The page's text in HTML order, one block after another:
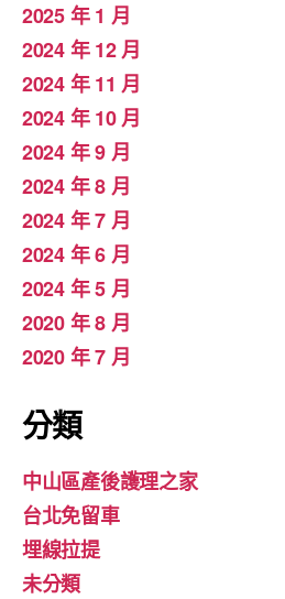
2025 年 1 月
2024 年 12 月
2024 年 11 月
2024 年 10 月
2024 年 9 月
2024 年 8 月
2024 年 7 月
2024 年 6 月
2024 年 5 月
2020 年 8 月
2020 年 7 月
分類
中山區產後護理之家
台北免留車
埋線拉提
未分類